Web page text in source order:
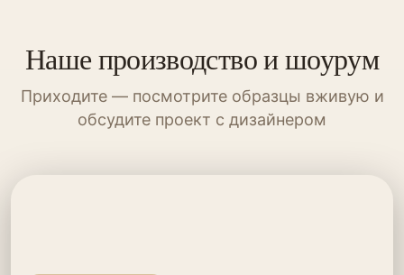
Наше производство и шоурум
Приходите — посмотрите образцы вживую и
обсудите проект с дизайнером